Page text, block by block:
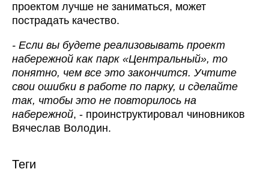
проектом лучше не заниматься, может
пострадать качество.
- Если вы будете реализовывать проект
набережной как парк «Центральный», то
понятно, чем все это закончится. Учтите
свои ошибки в работе по парку, и сделайте
так, чтобы это не повторилось на
набережной, - проинструктировал чиновников
Вячеслав Володин.
Теги